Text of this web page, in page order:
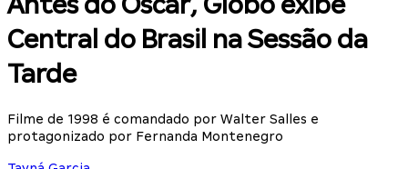
Central do Brasil na Sessão da
Tarde
Filme de 1998 é comandado por Walter Salles e
protagonizado por Fernanda Montenegro